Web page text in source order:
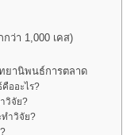
ว่า 1,000 เคส)
ยานิพนธ์การตลาด
ออะไร?
วิจัย?
ำวิจัย?